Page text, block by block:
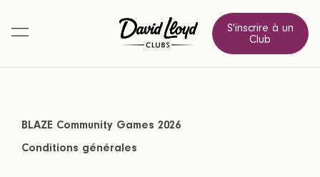
S'inscrire à un
Club
BLAZE Community Games 2026
Conditions générales